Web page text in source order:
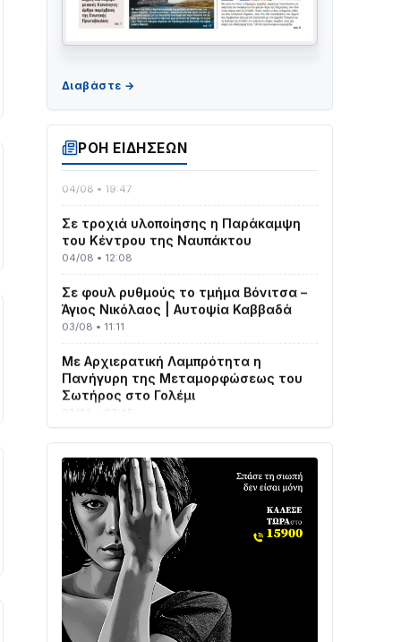
ΡΟΗ ΕΙΔΗΣΕΩΝ
ΤΟ ΠΑΡΤΥ ΣΥΝΕΧΙΖΕΤΑΙ…
Ναυπάκτου
04/08 • 19:47
του Κέντρου της Ναυπάκτου
04/08 • 12:08
Άγιος Νικόλαος | Αυτοψία Καββαδά
03/08 • 11:11
Πανήγυρη της Μεταμορφώσεως του
Σωτήρος στο Γολέμι
03/08 • 07:45
Ενισχύεται η Πολιτική Προστασία στο
Δήμο Αγρινίου με δύο νέα υδροφόρα
οχήματα
02/08 • 18:26
Διαβάστε την «Ναυπακτία» που
κυκλοφορεί
31/07 • 08:16
Δωρίδα για Όλους: «Καμία εκχώρηση
των νερών στην ΕΥΔΑΠ»
28/07 • 21:46